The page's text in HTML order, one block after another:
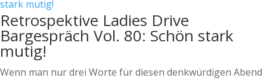
Retrospektive Ladies Drive
Bargespräch Vol. 80: Schön stark
mutig!
Wenn man nur drei Worte für diesen denkwürdigen Abend